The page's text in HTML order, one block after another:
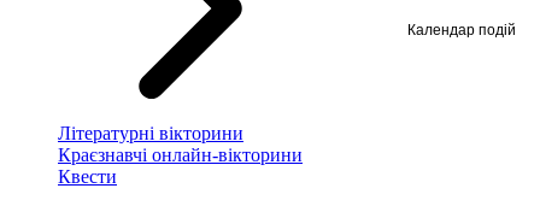
Літературні вікторини
Краєзнавчі онлайн-вікторини
Квести
Календар подій